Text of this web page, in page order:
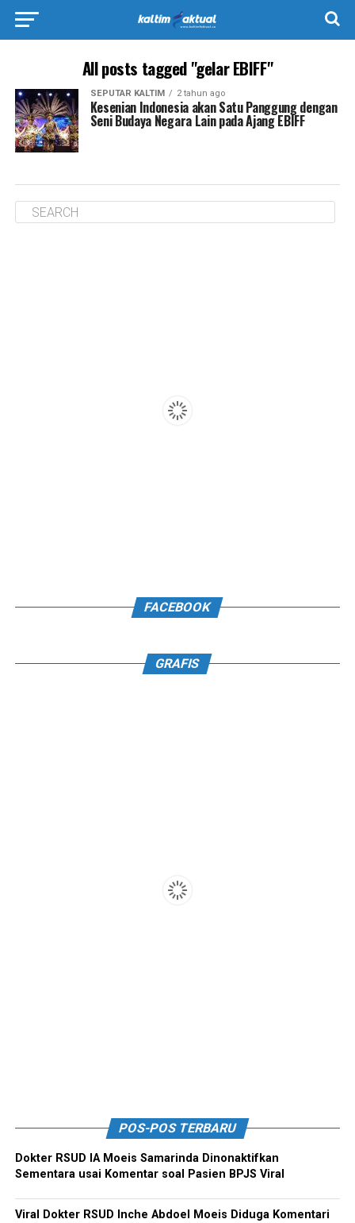
All posts tagged "gelar EBIFF"
SEPUTAR KALTIM 2 tahun ago
Kesenian Indonesia akan Satu Panggung dengan
Seni Budaya Negara Lain pada Ajang EBIFF
FACEBOOK
GRAFIS
POS-POS TERBARU
Dokter RSUD IA Moeis Samarinda Dinonaktifkan
Sementara usai Komentar soal Pasien BPJS Viral
Viral Dokter RSUD Inche Abdoel Moeis Diduga Komentari